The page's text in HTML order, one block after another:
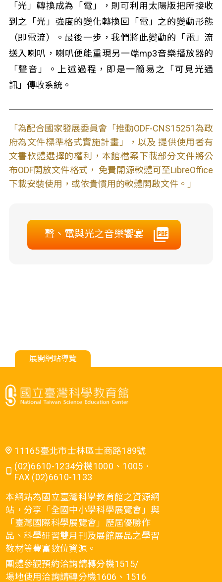
「光」轉換成為「電」，則可利用太陽版把所接收
到之「光」強度的變化轉換回「電」之的變動形態
（即電流）。最後一步，我們將此變動的「電」流
送入喇叭，喇叭便能重現另一端mp3音樂播放器的
「聲音」。上述過程，即是一簡易之「可見光通
訊」傳收系統。
「為配合國家發展委員會「推動ODF-CNS15251為政
府為文件標準格式實施計畫」，以及 提供使用者有
文書軟體選擇的權利，本館檔案下載部分文件將公
布ODF開放文件格式， 免費開源軟體可至LibreOffice
下載安裝使用，或依貴慣用的軟體開啟文件。」
聲、電與光之音樂饗宴
展開網站導覽
11165臺北市士林區士商路189號
(02)6610-1234分機1000、1005．
FAX (02)6610-1133
本網站為國立臺灣科學教育館之資源網
站，分享「全國中小學科學展覽會」與
「臺灣國際科學展覽會」歷屆優勝作
品、科學研習雙月刊及展館展品之學習
教材等豐富數位資源。
團體參觀預約洽詢請轉分機1515/
場地使用洽詢請轉分機1606、1516